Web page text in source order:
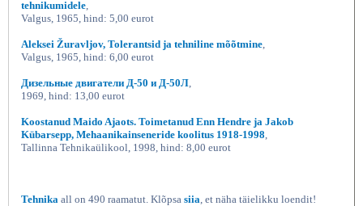
tehnikumidele
Valgus, 1965, hind: 5,00 eurot
Aleksei Žuravljov, Tolerantsid ja tehniline mõõtmine
Valgus, 1965, hind: 6,00 eurot
Дизельные двигатели Д-50 и Д-50Л
1969, hind: 13,00 eurot
Koostanud Maido Ajaots. Toimetanud Enn Hendre ja Jakob
Kübarsepp, Mehaanikainseneride koolitus 1918-1998
Tallinna Tehnikaülikool, 1998, hind: 8,00 eurot
Tehnika all on 490 raamatut. Klõpsa siia , et näha täielikku loendit!